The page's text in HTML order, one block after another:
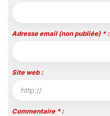
Adresse email (non publiée) * :
Site web :
Commentaire * :